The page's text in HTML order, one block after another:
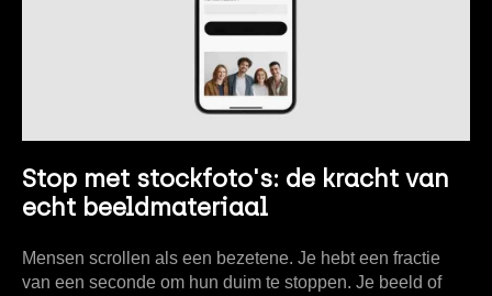
Stop met stockfoto's: de kracht van
echt beeldmateriaal
Mensen scrollen als een bezetene. Je hebt een fractie
van een seconde om hun duim te stoppen. Je beeld of